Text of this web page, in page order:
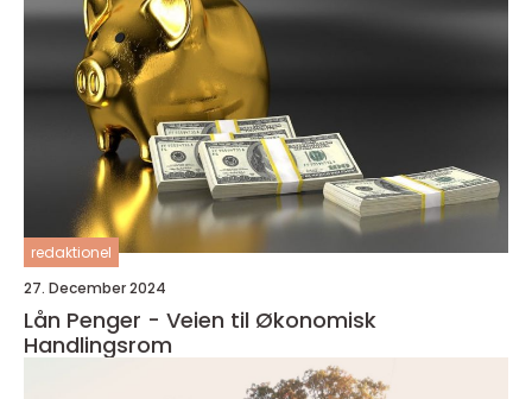
redaktionel
27. December 2024
Lån Penger - Veien til Økonomisk
Handlingsrom